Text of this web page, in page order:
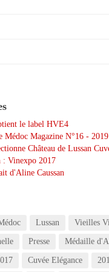
le label HVE4
Médoc Magazine N°16 - 2019
Château de Lussan
: Vinexpo 2017
d'Aline Caussan
Lussan Vieilles
Presse Médaille
Cuvée Elégance